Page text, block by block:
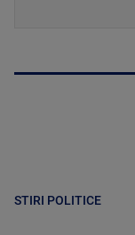
STIRI POLITICE